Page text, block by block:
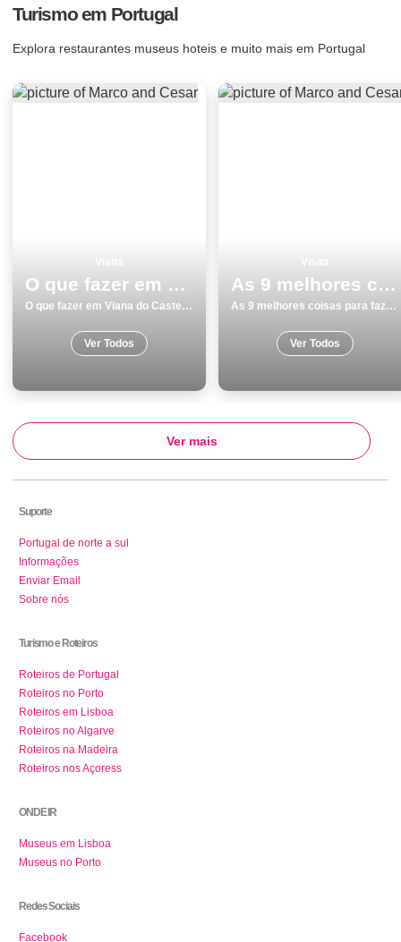
Turismo em Portugal
Explora restaurantes museus hoteis e muito mais em Portugal
O que fazer em Viana do Castelo os 12 melhores pontos turisticos
O que fazer em Viana do Castelo os 12 melhores pontos turisticos
Ver Todos
As 9 melhores coisas para fazer e visitar em Coimbra
As 9 melhores coisas para fazer e visitar em Coimbra
Ver Todos
Ver mais
Suporte
Portugal de norte a sul
Informações
Enviar Email
Sobre nós
Turismo e Roteiros
Roteiros de Portugal
Roteiros no Porto
Roteiros em Lisboa
Roteiros no Algarve
Roteiros na Madeira
Roteiros nos Açoress
ONDE IR
Museus em Lisboa
Museus no Porto
Redes Sociais
Facebook